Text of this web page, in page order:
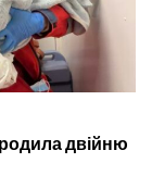
двійню